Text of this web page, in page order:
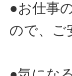
●お仕事
ので、ご